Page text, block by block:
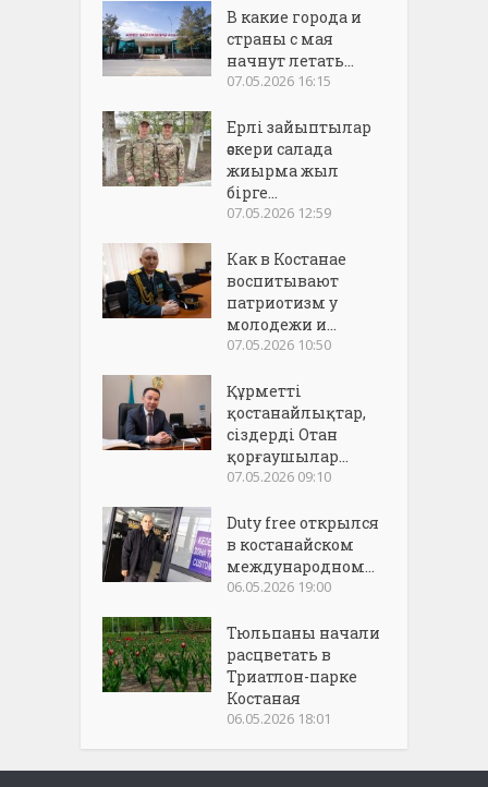
В какие города и
страны с мая
начнут летать...
07.05.2026 16:15
Ерлі зайыптылар
әскери салада
жиырма жыл
бірге...
07.05.2026 12:59
Как в Костанае
воспитывают
патриотизм у
молодежи и...
07.05.2026 10:50
Құрметті
қостанайлықтар,
сіздерді Отан
қорғаушылар...
07.05.2026 09:10
Duty free открылся
в костанайском
международном...
06.05.2026 19:00
Тюльпаны начали
расцветать в
Триатлон-парке
Костаная
06.05.2026 18:01